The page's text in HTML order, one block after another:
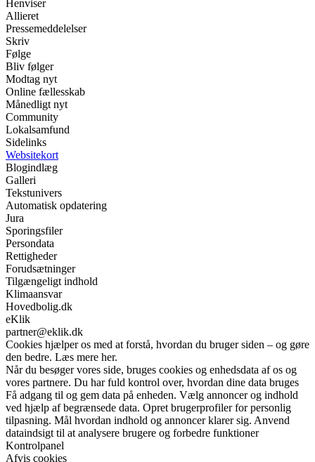
Henviser
Allieret
Pressemeddelelser
Skriv
Følge
Bliv følger
Modtag nyt
Online fællesskab
Månedligt nyt
Community
Lokalsamfund
Sidelinks
Websitekort
Blogindlæg
Galleri
Tekstunivers
Automatisk opdatering
Jura
Sporingsfiler
Persondata
Rettigheder
Forudsætninger
Tilgængeligt indhold
Klimaansvar
Hovedbolig.dk
eKlik
partner@eklik.dk
Cookies hjælper os med at forstå, hvordan du bruger siden – og gøre
den bedre. Læs mere her.
Når du besøger vores side, bruges cookies og enhedsdata af os og
vores partnere. Du har fuld kontrol over, hvordan dine data bruges
Få adgang til og gem data på enheden. Vælg annoncer og indhold
ved hjælp af begrænsede data. Opret brugerprofiler for personlig
tilpasning. Mål hvordan indhold og annoncer klarer sig. Anvend
dataindsigt til at analysere brugere og forbedre funktioner
Kontrolpanel
Afvis cookies